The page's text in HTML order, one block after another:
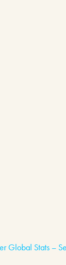
Global Stats –